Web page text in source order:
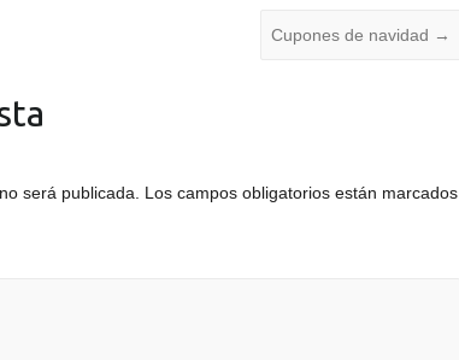
Cupones de navidad →
será publicada.
Los campos obligatorios están marcados